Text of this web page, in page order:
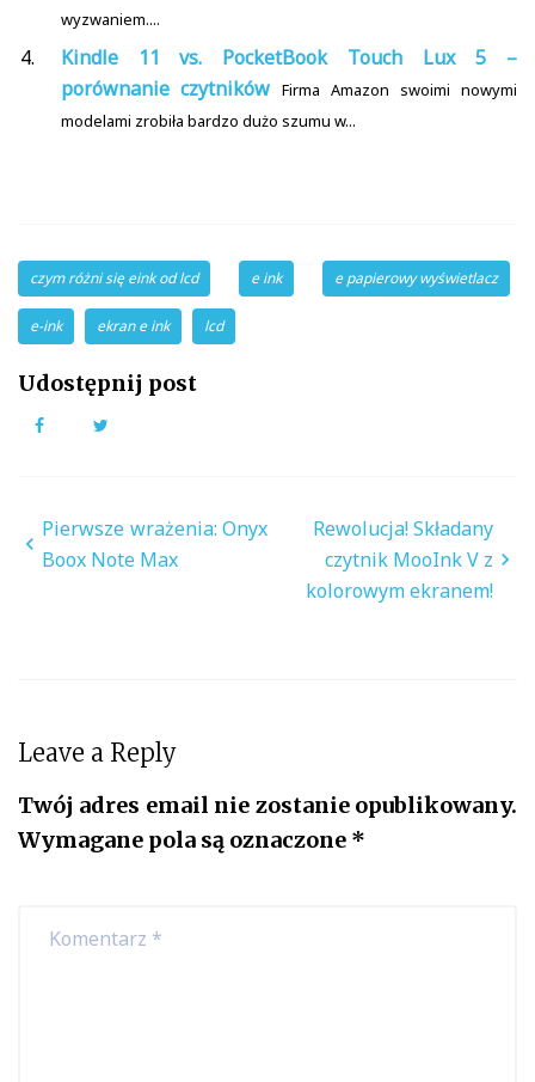
wyzwaniem....
Kindle 11 vs. PocketBook Touch Lux 5 –
porównanie czytników Firma Amazon swoimi nowymi
modelami zrobiła bardzo dużo szumu w...
czym różni się eink od lcd e ink e papierowy wyświetlacz
e-ink ekran e ink lcd
Udostępnij post
Facebook
Nawigacja
wpisu
Pierwsze wrażenia: Onyx
Boox Note Max
Rewolucja! Składany
czytnik MooInk V z
kolorowym ekranem!
Leave a Reply
Twój adres email nie zostanie opublikowany.
Wymagane pola są oznaczone *